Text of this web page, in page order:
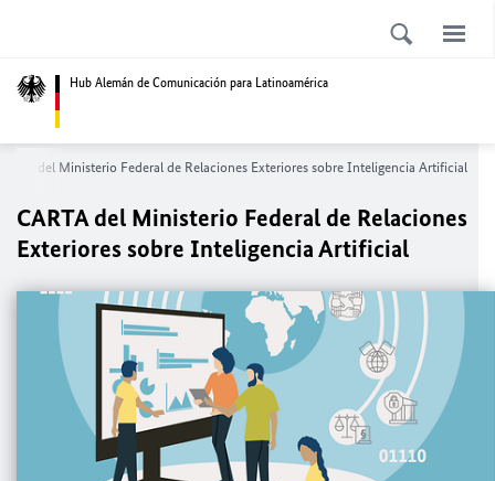
Hub Alemán de Comunicación para Latinoamérica
del Ministerio Federal de Relaciones Exteriores sobre Inteligencia Artificial
CARTA del Ministerio Federal de Relaciones
Exteriores sobre Inteligencia Artificial